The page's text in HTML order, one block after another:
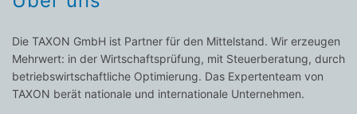
Die TAXON GmbH ist Partner für den Mittelstand. Wir erzeugen
Mehrwert: in der Wirtschaftsprüfung, mit Steuerberatung, durch
betriebswirtschaftliche Optimierung. Das Expertenteam von
TAXON berät nationale und internationale Unternehmen.